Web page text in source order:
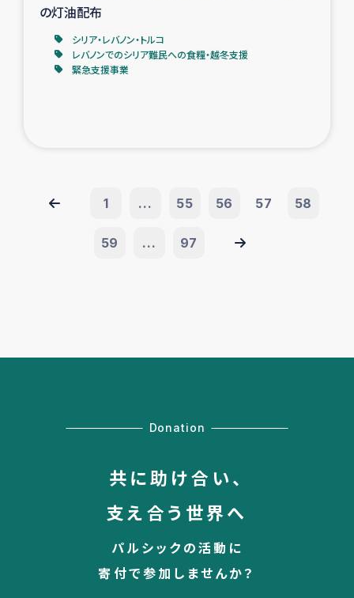
の灯油配布
シリア・レバノン・トルコ
レバノンでのシリア難民への食糧・越冬支援
緊急支援事業
1 ... 55 56 57 58
59 ... 97
Donation
共に助け合い、
支え合う世界へ
パルシックの活動に
寄付で参加しませんか？